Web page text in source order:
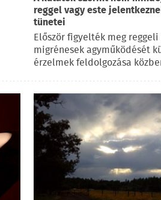
reggel vagy este
tünetei
Először figyelték meg
migrénesek agyműködését
érzelmek feldolgozása